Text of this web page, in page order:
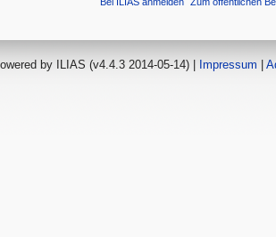
by ILIAS (v4.4.3 2014-05-14) | Impressum